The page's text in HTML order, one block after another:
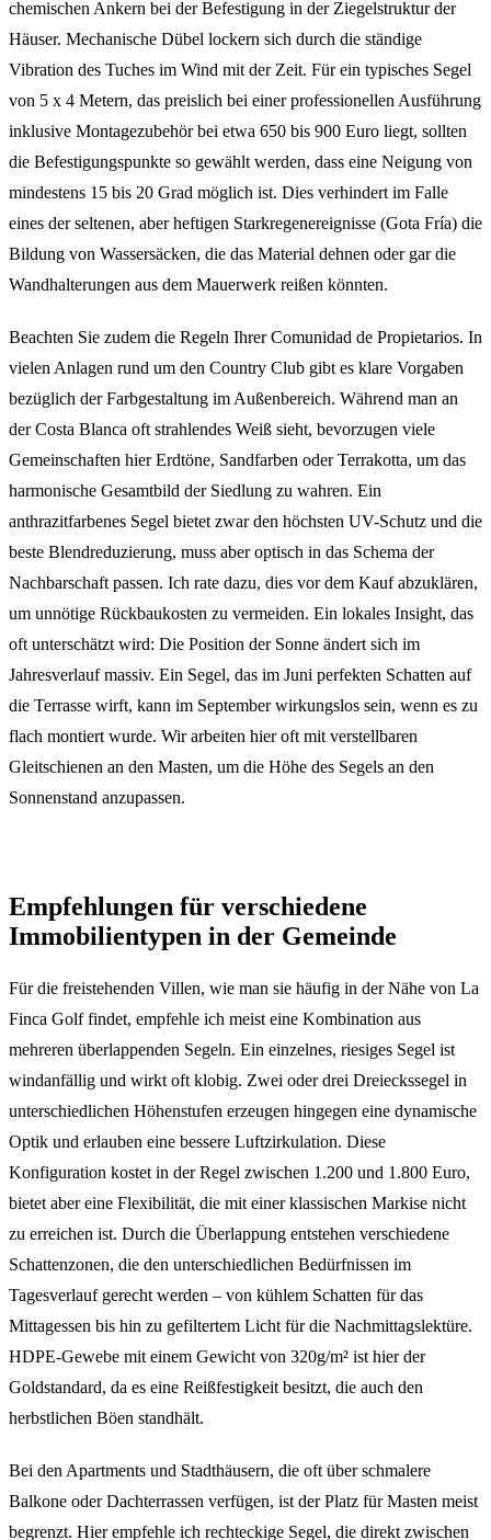
chemischen Ankern bei der Befestigung in der Ziegelstruktur der
Häuser. Mechanische Dübel lockern sich durch die ständige
Vibration des Tuches im Wind mit der Zeit. Für ein typisches Segel
von 5 x 4 Metern, das preislich bei einer professionellen Ausführung
inklusive Montagezubehör bei etwa 650 bis 900 Euro liegt, sollten
die Befestigungspunkte so gewählt werden, dass eine Neigung von
mindestens 15 bis 20 Grad möglich ist. Dies verhindert im Falle
eines der seltenen, aber heftigen Starkregenereignisse (Gota Fría) die
Bildung von Wassersäcken, die das Material dehnen oder gar die
Wandhalterungen aus dem Mauerwerk reißen könnten.
Beachten Sie zudem die Regeln Ihrer Comunidad de Propietarios. In
vielen Anlagen rund um den Country Club gibt es klare Vorgaben
bezüglich der Farbgestaltung im Außenbereich. Während man an
der Costa Blanca oft strahlendes Weiß sieht, bevorzugen viele
Gemeinschaften hier Erdtöne, Sandfarben oder Terrakotta, um das
harmonische Gesamtbild der Siedlung zu wahren. Ein
anthrazitfarbenes Segel bietet zwar den höchsten UV-Schutz und die
beste Blendreduzierung, muss aber optisch in das Schema der
Nachbarschaft passen. Ich rate dazu, dies vor dem Kauf abzuklären,
um unnötige Rückbaukosten zu vermeiden. Ein lokales Insight, das
oft unterschätzt wird: Die Position der Sonne ändert sich im
Jahresverlauf massiv. Ein Segel, das im Juni perfekten Schatten auf
die Terrasse wirft, kann im September wirkungslos sein, wenn es zu
flach montiert wurde. Wir arbeiten hier oft mit verstellbaren
Gleitschienen an den Masten, um die Höhe des Segels an den
Sonnenstand anzupassen.
Empfehlungen für verschiedene
Immobilientypen in der Gemeinde
Für die freistehenden Villen, wie man sie häufig in der Nähe von La
Finca Golf findet, empfehle ich meist eine Kombination aus
mehreren überlappenden Segeln. Ein einzelnes, riesiges Segel ist
windanfällig und wirkt oft klobig. Zwei oder drei Dreieckssegel in
unterschiedlichen Höhenstufen erzeugen hingegen eine dynamische
Optik und erlauben eine bessere Luftzirkulation. Diese
Konfiguration kostet in der Regel zwischen 1.200 und 1.800 Euro,
bietet aber eine Flexibilität, die mit einer klassischen Markise nicht
zu erreichen ist. Durch die Überlappung entstehen verschiedene
Schattenzonen, die den unterschiedlichen Bedürfnissen im
Tagesverlauf gerecht werden – von kühlem Schatten für das
Mittagessen bis hin zu gefiltertem Licht für die Nachmittagslektüre.
HDPE-Gewebe mit einem Gewicht von 320g/m² ist hier der
Goldstandard, da es eine Reißfestigkeit besitzt, die auch den
herbstlichen Böen standhält.
Bei den Apartments und Stadthäusern, die oft über schmalere
Balkone oder Dachterrassen verfügen, ist der Platz für Masten meist
begrenzt. Hier empfehle ich rechteckige Segel, die direkt zwischen